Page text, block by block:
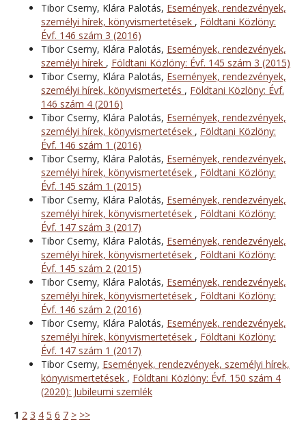
Tibor Cserny, Klára Palotás, Események, rendezvények,
személyi hírek, könyvismertetések , Földtani Közlöny:
Évf. 146 szám 3 (2016)
Tibor Cserny, Klára Palotás, Események, rendezvények,
személyi hírek , Földtani Közlöny: Évf. 145 szám 3 (2015)
Tibor Cserny, Klára Palotás, Események, rendezvények,
személyi hírek, könyvismertetés , Földtani Közlöny: Évf.
146 szám 4 (2016)
Tibor Cserny, Klára Palotás, Események, rendezvények,
személyi hírek, könyvismertetések , Földtani Közlöny:
Évf. 146 szám 1 (2016)
Tibor Cserny, Klára Palotás, Események, rendezvények,
személyi hírek, könyvismertetések , Földtani Közlöny:
Évf. 145 szám 1 (2015)
Tibor Cserny, Klára Palotás, Események, rendezvények,
személyi hírek, könyvismertetések , Földtani Közlöny:
Évf. 147 szám 3 (2017)
Tibor Cserny, Klára Palotás, Események, rendezvények,
személyi hírek, könyvismertetések , Földtani Közlöny:
Évf. 145 szám 2 (2015)
Tibor Cserny, Klára Palotás, Események, rendezvények,
személyi hírek, könyvismertetések , Földtani Közlöny:
Évf. 146 szám 2 (2016)
Tibor Cserny, Klára Palotás, Események, rendezvények,
személyi hírek, könyvismertetések , Földtani Közlöny:
Évf. 147 szám 1 (2017)
Tibor Cserny, Események, rendezvények, személyi hírek,
könyvismertetések , Földtani Közlöny: Évf. 150 szám 4
(2020): Jubileumi szemlék
1 2 3 4 5 6 7 > >>